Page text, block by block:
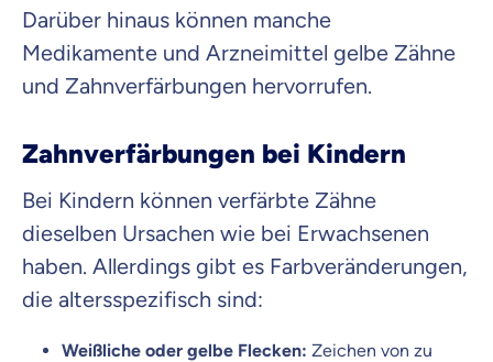
Darüber hinaus können manche
Medikamente und Arzneimittel gelbe Zähne
und Zahnverfärbungen hervorrufen.
Zahnverfärbungen bei Kindern
Bei Kindern können verfärbte Zähne
dieselben Ursachen wie bei Erwachsenen
haben. Allerdings gibt es Farbveränderungen,
die altersspezifisch sind:
Weißliche oder gelbe Flecken: Zeichen von zu